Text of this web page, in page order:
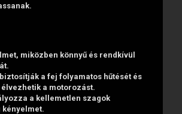
miközben könnyű és rendkívül
a fej folyamatos hűtését és
a motorozást.
a kellemetlen szagok
kényelmet.